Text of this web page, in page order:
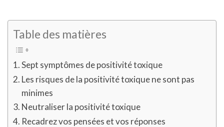
Table des matières
Sept symptômes de positivité toxique
Les risques de la positivité toxique ne sont pas
minimes
Neutraliser la positivité toxique
Recadrez vos pensées et vos réponses